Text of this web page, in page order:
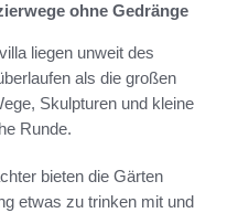
ohne Gedränge
liegen unweit des
als die großen
Skulpturen und kleine
Runde.
bieten die Gärten
etwas zu trinken mit und